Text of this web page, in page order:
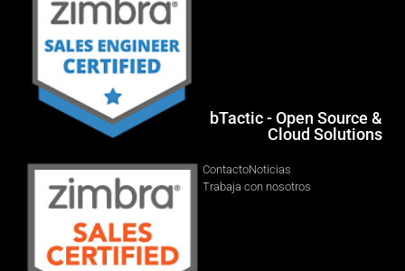
bTactic - Open Source &
Cloud Solutions
ContactoNoticias
Trabaja con nosotros